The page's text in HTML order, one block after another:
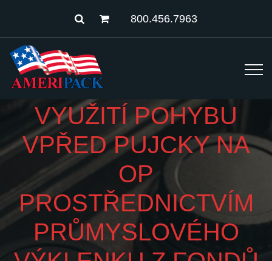
800.456.7963
VYUŽITÍ POHYBU
VPŘED PUJCKY NA
OP
PROSTŘEDNICTVÍM
PRŮMYSLOVÉHO